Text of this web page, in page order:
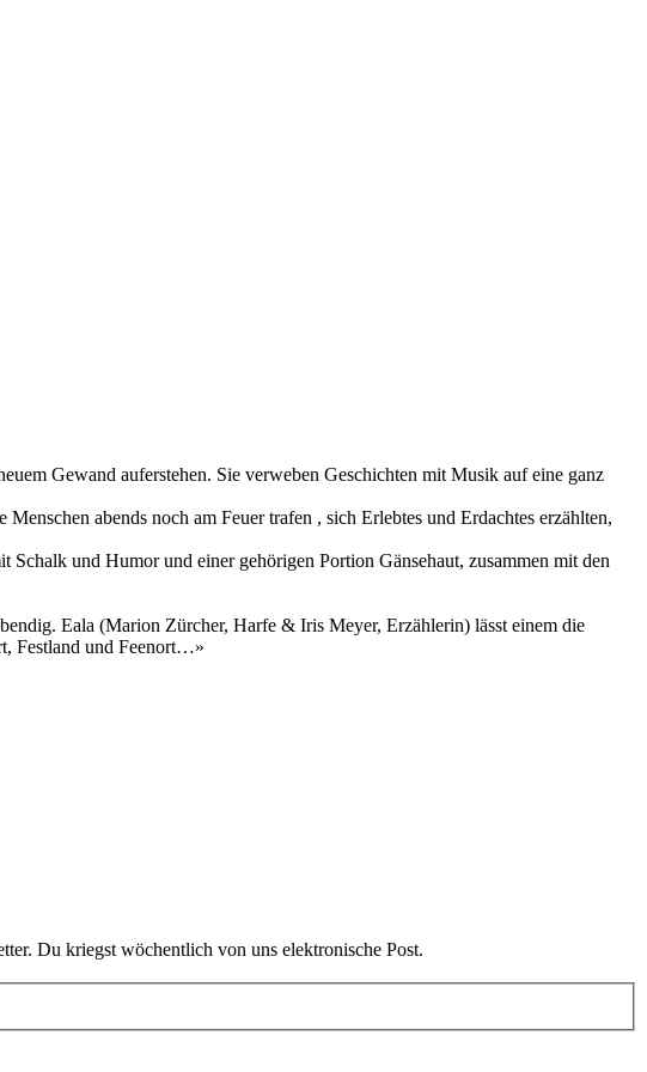
Gewand auferstehen. Sie verweben Geschichten mit Musik auf eine ganz
abends noch am Feuer trafen , sich Erlebtes und Erdachtes erzählten,
und Humor und einer gehörigen Portion Gänsehaut, zusammen mit den
Eala (Marion Zürcher, Harfe & Iris Meyer, Erzählerin) lässt einem die
Festland und Feenort…»
Du kriegst wöchentlich von uns elektronische Post.